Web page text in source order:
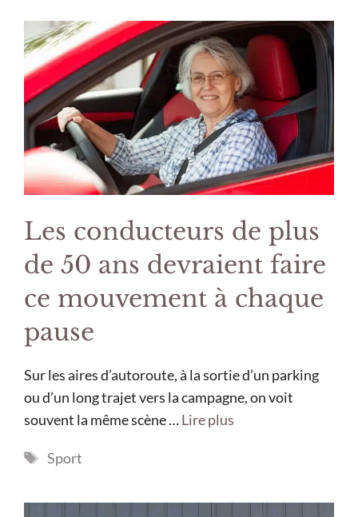
Les conducteurs de plus
de 50 ans devraient faire
ce mouvement à chaque
pause
Sur les aires d’autoroute, à la sortie d’un parking
ou d’un long trajet vers la campagne, on voit
souvent la même scène …Lire plus
Étiquettes
Sport